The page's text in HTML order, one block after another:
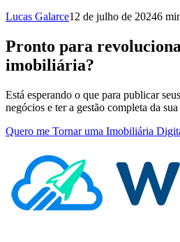
Lucas Galarce12 de julho de 20246
Pronto para
imobiliária?
Está esperando o que para publicar
negócios e ter a gestão completa da
Quero me Tornar uma Imobiliária